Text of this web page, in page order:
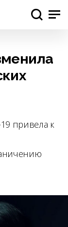
привела к